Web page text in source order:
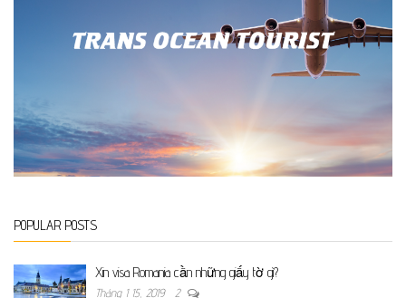
POPULAR POSTS
Xin visa Romania cần những giấy tờ gì?
Tháng 1 15, 2019 2